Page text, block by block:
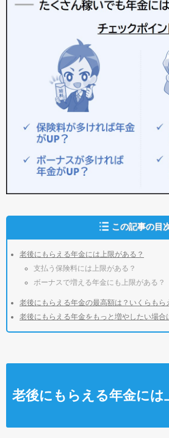
この記事の目
老後にもらえる年金には上限がある？
支払う保険料には上限がある？
ボーナスで増える年金にも上限がある？
老後にもらえる年金の最高額は？いくらもら
老後にもらえる年金をもっと増やしたい場合
老後にもらえる年金には